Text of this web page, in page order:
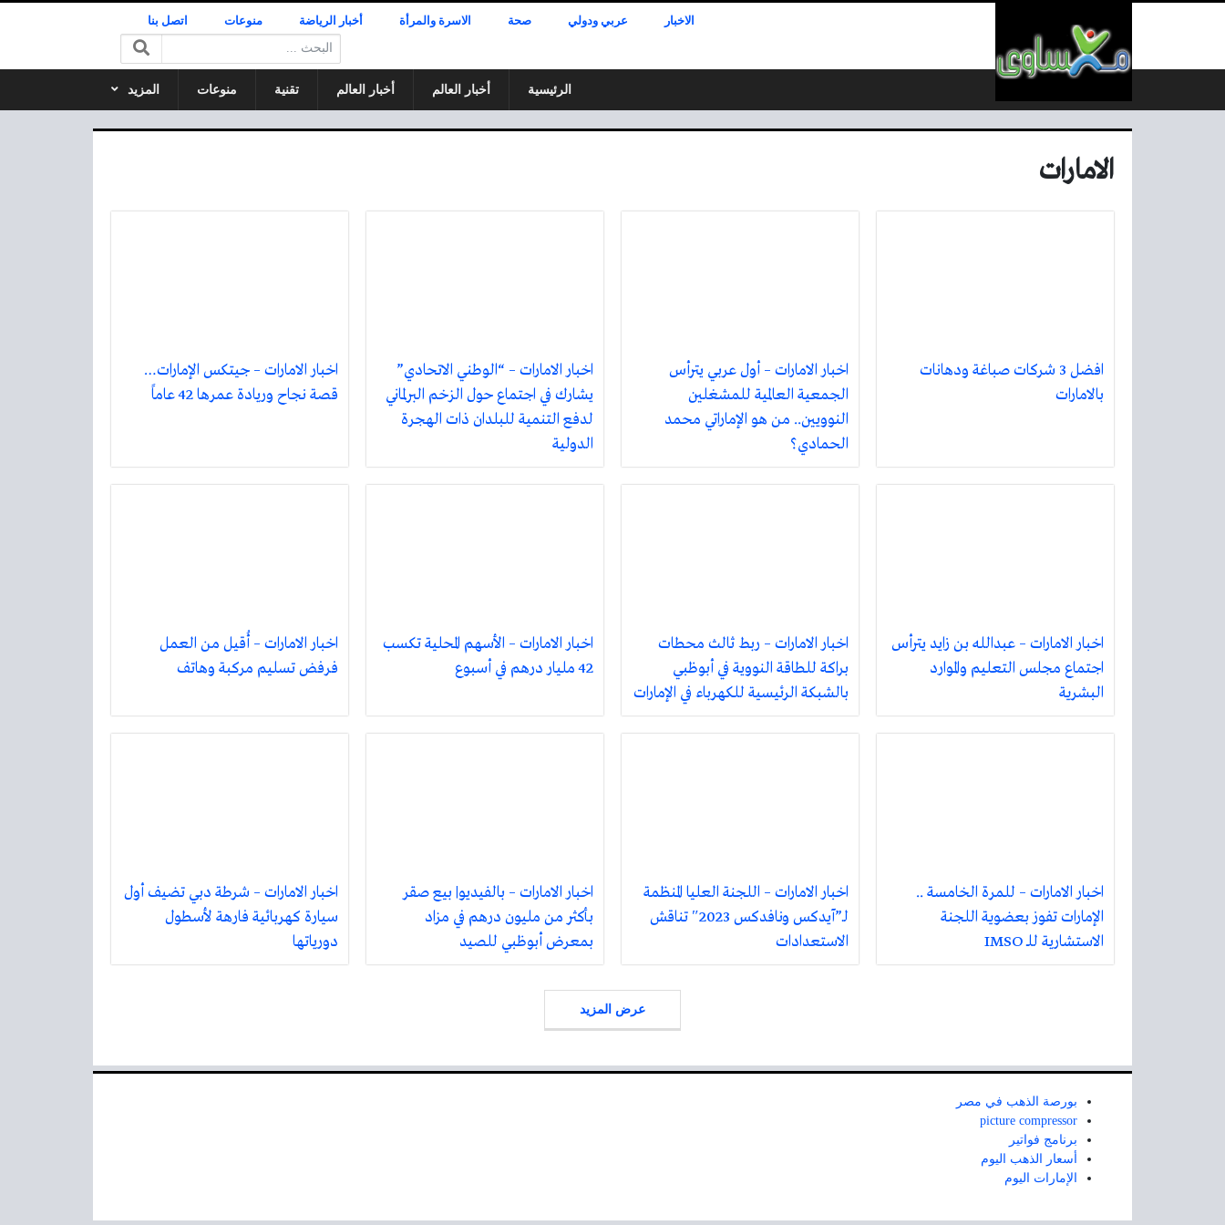
الاخبار عربي ودولي صحة الاسرة والمرأة أخبار الرياضة منوعات اتصل بنا
البحث:
الرئيسية أخبار العالم أخبار العالم تقنية منوعات المزيد
الامارات
افضل 3 شركات صباغة ودهانات
بالامارات
اخبار الامارات – أول عربي يترأس
الجمعية العالمية للمشغلين
النوويين.. من هو الإماراتي محمد
الحمادي؟
اخبار الامارات – “الوطني الاتحادي”
يشارك في اجتماع حول الزخم البرلماني
لدفع التنمية للبلدان ذات الهجرة
الدولية
اخبار الامارات – جيتكس الإمارات…
قصة نجاح وريادة عمرها 42 عاماً
اخبار الامارات – عبدالله بن زايد يترأس
اجتماع مجلس التعليم والموارد
البشرية
اخبار الامارات – ربط ثالث محطات
براكة للطاقة النووية في أبوظبي
بالشبكة الرئيسية للكهرباء في الإمارات
اخبار الامارات – الأسهم المحلية تكسب
42 مليار درهم في أسبوع
اخبار الامارات – أُقيل من العمل
فرفض تسليم مركبة وهاتف
اخبار الامارات – للمرة الخامسة ..
الإمارات تفوز بعضوية اللجنة
الاستشارية للـ IMSO
اخبار الامارات – اللجنة العليا المنظمة
لـ”آيدكس ونافدكس 2023″ تناقش
الاستعدادات
اخبار الامارات – بالفيديو| بيع صقر
بأكثر من مليون درهم في مزاد
بمعرض أبوظبي للصيد
اخبار الامارات – شرطة دبي تضيف أول
سيارة كهربائية فارهة لأسطول
دورياتها
عرض المزيد
بورصة الذهب في مصر
picture compressor
برنامج فواتير
أسعار الذهب اليوم
الإمارات اليوم